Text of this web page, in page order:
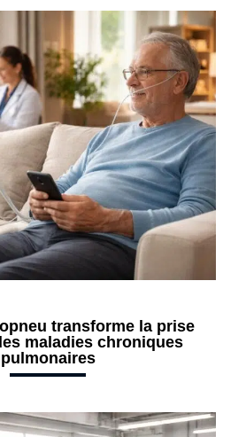
transforme la prise
maladies chroniques
pulmonaires